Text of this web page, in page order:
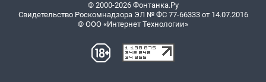
© 2000-2026 Фонтанка.Ру
Свидетельство Роскомнадзора ЭЛ № ФС 77-66333 от 14.07.2016
© ООО «Интернет Технологии»